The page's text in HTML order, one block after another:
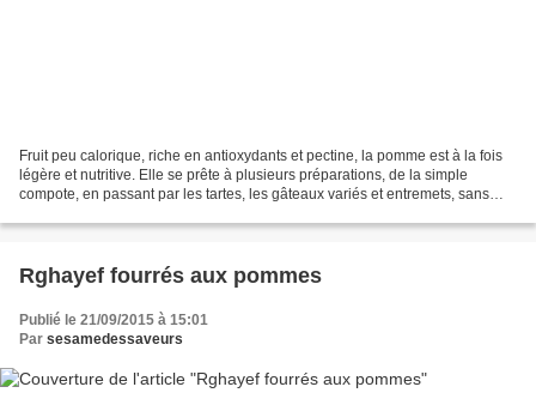
Fruit peu calorique, riche en antioxydants et pectine, la pomme est à la fois
légère et nutritive. Elle se prête à plusieurs préparations, de la simple
compote, en passant par les tartes, les gâteaux variés et entremets, sans
Rghayef fourrés aux pommes
Publié le 21/09/2015 à 15:01
Par sesamedessaveurs